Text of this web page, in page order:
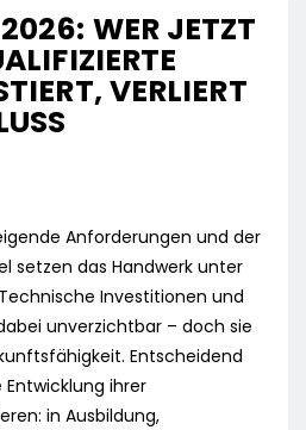
WER JETZT
VERLIERT
Anforderungen und der
setzen das Handwerk unter
Investitionen und
unverzichtbar – doch sie
Entscheidend
Entwicklung ihrer
in Ausbildung,